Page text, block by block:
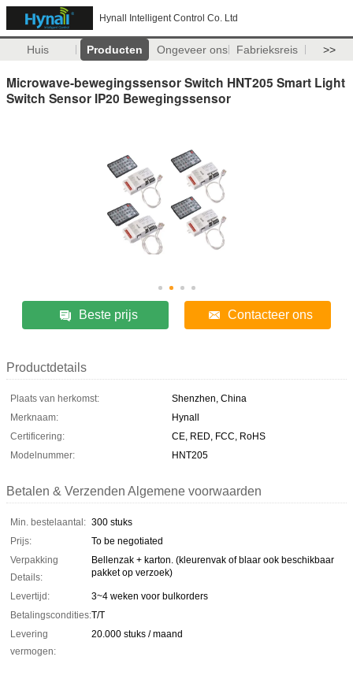
Hynall Intelligent Control Co. Ltd
Huis Producten Ongeveer ons Fabrieksreis >>
Microwave-bewegingssensor Switch HNT205 Smart Light
Switch Sensor IP20 Bewegingssensor
Beste prijs Contacteer ons
Productdetails
Plaats van herkomst:
Shenzhen, China
Merknaam:
Hynall
Certificering:
CE, RED, FCC, RoHS
Modelnummer:
HNT205
Betalen & Verzenden Algemene voorwaarden
Min. bestelaantal: 300 stuks
Prijs:
To be negotiated
Verpakking
Details:
Bellenzak + karton. (kleurenvak of blaar ook beschikbaar
pakket op verzoek)
Levertijd:
3~4 weken voor bulkorders
Betalingscondities:T/T
Levering
vermogen:
20.000 stuks / maand